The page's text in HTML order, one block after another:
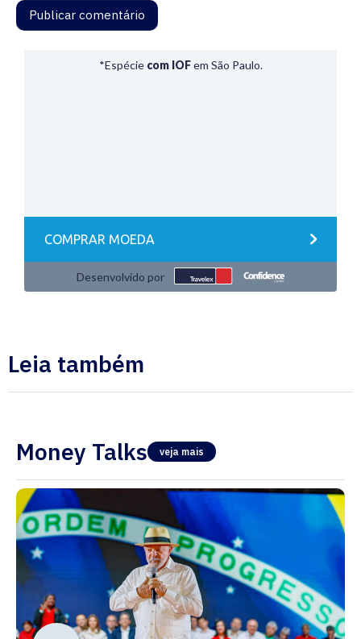
Leia também
Money Talks veja mais